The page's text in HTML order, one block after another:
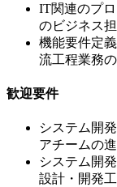
IT関連のプ
のビジネス
機能要件定
流工程業務
歓迎要件
システム開
アチームの
システム開
設計・開発